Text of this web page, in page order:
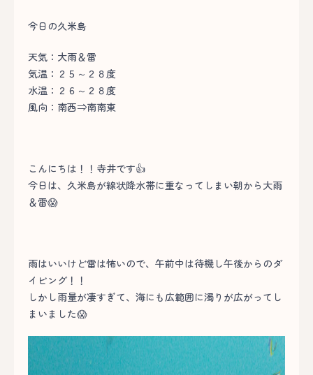
今日の久米島
天気：大雨＆雷
気温：２５～２８度
水温：２６～２８度
風向：南西⇒南南東
こんにちは！！寺井です👍
今日は、久米島が線状降水帯に重なってしまい朝から大雨
＆雷😱
雨はいいけど雷は怖いので、午前中は待機し午後からのダ
イビング！！
しかし雨量が凄すぎて、海にも広範囲に濁りが広がってし
まいました😱